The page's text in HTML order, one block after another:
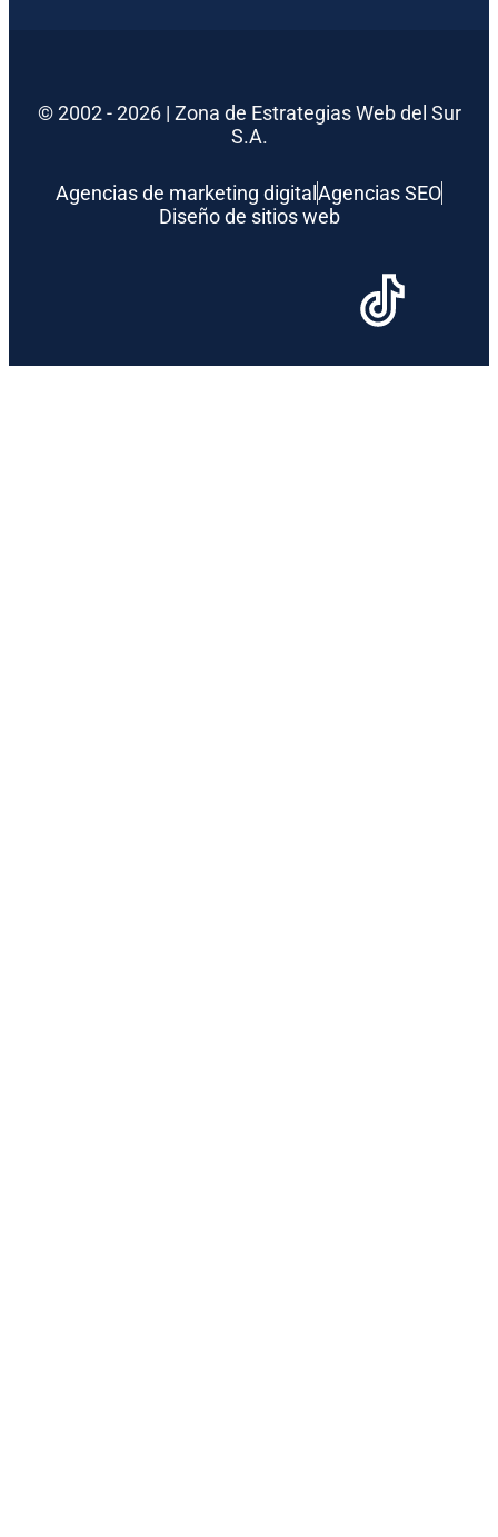
© 2002 - 2026 | Zona de Estrategias Web del Sur
S.A.
Agencias de marketing digitalAgencias SEO
Diseño de sitios web